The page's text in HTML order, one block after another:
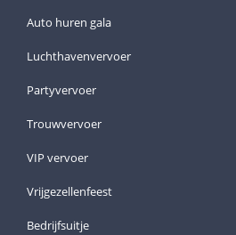
Auto huren gala
Luchthavenvervoer
Partyvervoer
Trouwvervoer
VIP vervoer
Vrijgezellenfeest
Bedrijfsuitje